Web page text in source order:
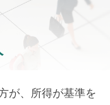
が、所得が基準を